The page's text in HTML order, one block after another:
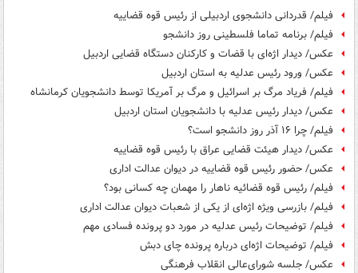
فیلم/ قدردانی دانشجوی اردبیلی از رئیس قوه قضاییه
فیلم/ برنامه تماما فلسطینی روز دانشجو
عکس/ دیدار اژه‌ای با قضات و کارکنان دستگاه قضایی اردبیل
عکس/ ورود رئیس عدلیه به استان اردبیل
فیلم/ فریاد مرگ بر اسرائیل و مرگ بر آمریکا توسط دانشجویان کرمانشاه
عکس/ دیدار رئیس عدلیه با دانشجویان استان اردبیل
فیلم/ چرا ۱۶ آذر روز دانشجو است؟
عکس/ دیدار هیئت قضایی عراق با رئیس قوه قضاییه
عکس/ حضور رئیس قوه قضاییه در دیوان عدالت اداری
فیلم/ رئیس قوه قضائیه ناهار را مهمان چه کسانی بود؟
فیلم/ بازرسی ویژه اژه‌ای از یکی از شعبات دیوان عدالت اداری
فیلم/ توضیحات رئیس عدلیه در مورد دو پرونده فسادی مهم
فیلم/ توضیحات اژه‌ای درباره پرونده چای دبش
عکس/ جلسه شورای‌عالی انقلاب فرهنگی